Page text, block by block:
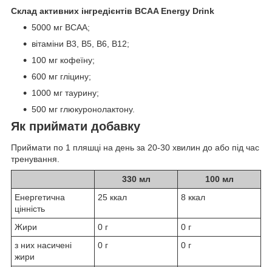
Склад активних інгредієнтів BCAA Energy Drink
5000 мг BCAA;
вітаміни В3, В5, В6, В12;
100 мг кофеїну;
600 мг гліцину;
1000 мг таурину;
500 мг глюкуронолактону.
Як приймати добавку
Приймати по 1 пляшці на день за 20-30 хвилин до або під час
тренування.
330 мл
100 мл
Енергетична
цінність
25 ккал 8 ккал
Жири 0 г
0 г
з них насичені
жири
0 г 0 г